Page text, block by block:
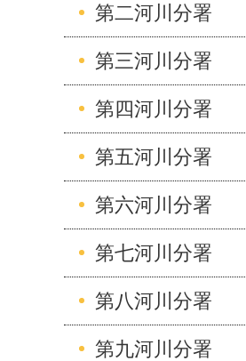
第二河川分署
第三河川分署
第四河川分署
第五河川分署
第六河川分署
第七河川分署
第八河川分署
第九河川分署